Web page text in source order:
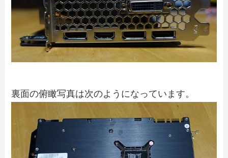
裏面の俯瞰写真は次のようになっています。